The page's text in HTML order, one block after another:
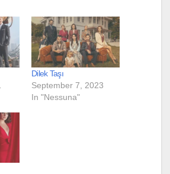
Dilek Taşı
September 7, 2023
In "Nessuna"